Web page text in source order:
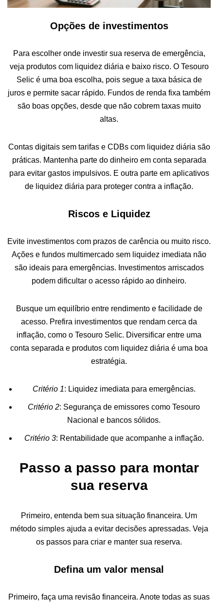
Opções de investimentos
Para escolher onde investir sua reserva de emergência,
veja produtos com liquidez diária e baixo risco. O Tesouro
Selic é uma boa escolha, pois segue a taxa básica de
juros e permite sacar rápido. Fundos de renda fixa também
são boas opções, desde que não cobrem taxas muito
altas.
Contas digitais sem tarifas e CDBs com liquidez diária são
práticas. Mantenha parte do dinheiro em conta separada
para evitar gastos impulsivos. E outra parte em aplicativos
de liquidez diária para proteger contra a inflação.
Riscos e Liquidez
Evite investimentos com prazos de carência ou muito risco.
Ações e fundos multimercado sem liquidez imediata não
são ideais para emergências. Investimentos arriscados
podem dificultar o acesso rápido ao dinheiro.
Busque um equilíbrio entre rendimento e facilidade de
acesso. Prefira investimentos que rendam cerca da
inflação, como o Tesouro Selic. Diversificar entre uma
conta separada e produtos com liquidez diária é uma boa
estratégia.
Critério 1: Liquidez imediata para emergências.
Critério 2: Segurança de emissores como Tesouro
Nacional e bancos sólidos.
Critério 3: Rentabilidade que acompanhe a inflação.
Passo a passo para montar
sua reserva
Primeiro, entenda bem sua situação financeira. Um
método simples ajuda a evitar decisões apressadas. Veja
os passos para criar e manter sua reserva.
Defina um valor mensal
Primeiro, faça uma revisão financeira. Anote todas as suas